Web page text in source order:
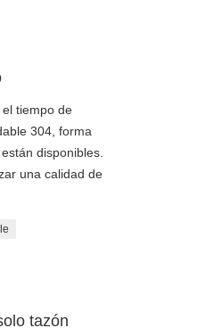
tiempo de
304, forma
disponibles.
una calidad de
tazón